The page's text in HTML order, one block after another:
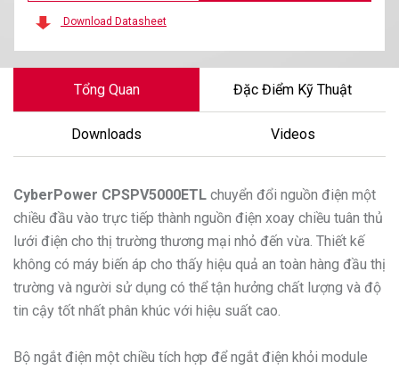
Download Datasheet
Tổng Quan Đặc Điểm Kỹ Thuật
Downloads Videos
CyberPower CPSPV5000ETL chuyển đổi nguồn điện một
chiều đầu vào trực tiếp thành nguồn điện xoay chiều tuân thủ
lưới điện cho thị trường thương mại nhỏ đến vừa. Thiết kế
không có máy biến áp cho thấy hiệu quả an toàn hàng đầu thị
trường và người sử dụng có thể tận hưởng chất lượng và độ
tin cậy tốt nhất phân khúc với hiệu suất cao.
Bộ ngắt điện một chiều tích hợp để ngắt điện khỏi module